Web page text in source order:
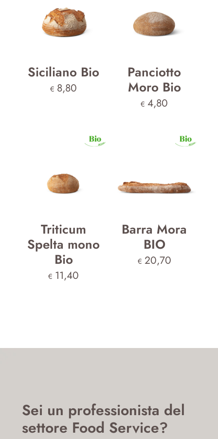
Siciliano Bio
€ 8,80
Panciotto
Moro Bio
€ 4,80
Triticum
Spelta mono
Bio
€ 11,40
Barra Mora
BIO
€ 20,70
Sei un professionista del
settore Food Service?